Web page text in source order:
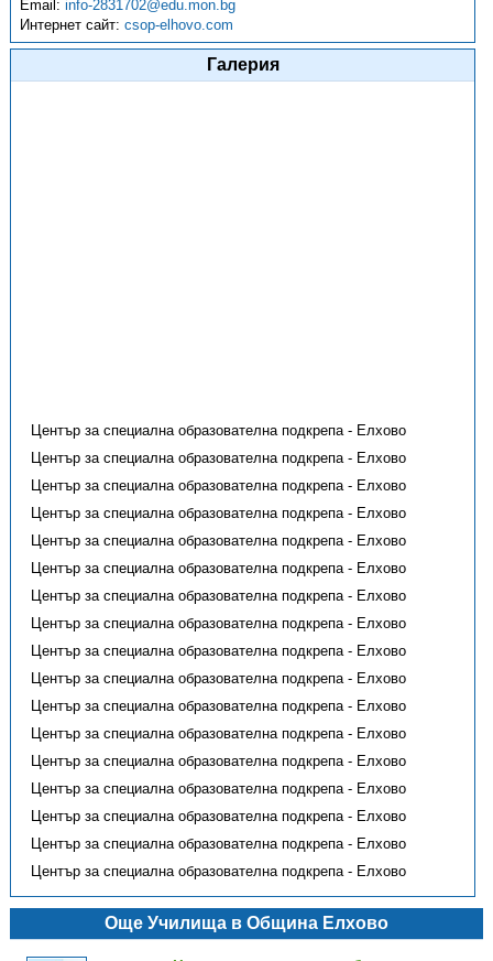
Email:info-2831702@edu.mon.bg
Интернет сайт:csop-elhovo.com
Галерия
Център за специална образователна подкрепа - Елхово
Център за специална образователна подкрепа - Елхово
Център за специална образователна подкрепа - Елхово
Център за специална образователна подкрепа - Елхово
Център за специална образователна подкрепа - Елхово
Център за специална образователна подкрепа - Елхово
Център за специална образователна подкрепа - Елхово
Център за специална образователна подкрепа - Елхово
Център за специална образователна подкрепа - Елхово
Център за специална образователна подкрепа - Елхово
Център за специална образователна подкрепа - Елхово
Център за специална образователна подкрепа - Елхово
Център за специална образователна подкрепа - Елхово
Център за специална образователна подкрепа - Елхово
Център за специална образователна подкрепа - Елхово
Център за специална образователна подкрепа - Елхово
Център за специална образователна подкрепа - Елхово
Още Училища в Община Елхово